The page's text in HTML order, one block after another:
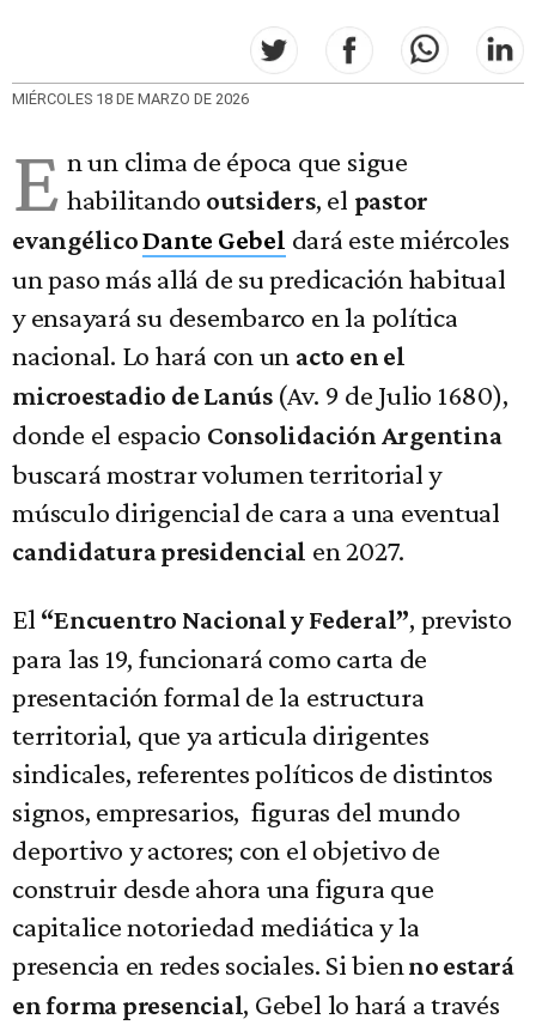
MIÉRCOLES 18 DE MARZO DE 2026
E n un clima de época que sigue
habilitando outsiders, el pastor
evangélicoDante Gebel dará este miércoles
un paso más allá de su predicación habitual
y ensayará su desembarco en la política
nacional. Lo hará con un acto en el
microestadio de Lanús (Av. 9 de Julio 1680),
donde el espacio Consolidación Argentina
buscará mostrar volumen territorial y
músculo dirigencial de cara a una eventual
candidatura presidencial en 2027.
El “Encuentro Nacional y Federal”, previsto
para las 19, funcionará como carta de
presentación formal de la estructura
territorial, que ya articula dirigentes
sindicales, referentes políticos de distintos
signos, empresarios, figuras del mundo
deportivo y actores; con el objetivo de
construir desde ahora una figura que
capitalice notoriedad mediática y la
presencia en redes sociales. Si bien no estará
en forma presencial, Gebel lo hará a través